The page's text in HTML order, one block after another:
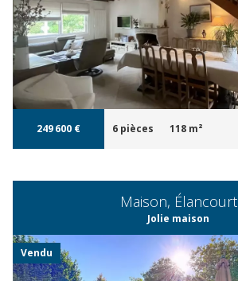
APERÇU
249 600 € 6 pièces 118 m²
Maison, Élancourt
Jolie maison
Vendu